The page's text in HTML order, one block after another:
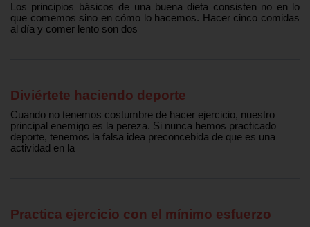
Los principios básicos de una buena dieta consisten no en lo
que comemos sino en cómo lo hacemos. Hacer cinco comidas
al día y comer lento son dos
Diviértete haciendo deporte
Cuando no tenemos costumbre de hacer ejercicio, nuestro
principal enemigo es la pereza. Si nunca hemos practicado
deporte, tenemos la falsa idea preconcebida de que es una
actividad en la
Practica ejercicio con el mínimo esfuerzo